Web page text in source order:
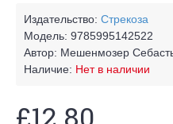
Издательство: Стрекоза
Модель: 9785995142522
Автор: Мешенмозер
Наличие: Нет в наличии
£12.80